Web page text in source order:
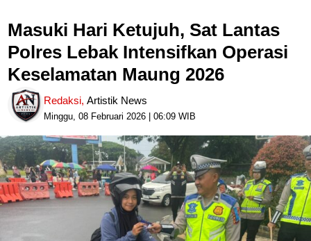
Masuki Hari Ketujuh, Sat Lantas
Polres Lebak Intensifkan Operasi
Keselamatan Maung 2026
Redaksi,Artistik News
Minggu, 08 Februari 2026 | 06:09 WIB